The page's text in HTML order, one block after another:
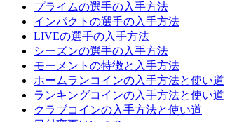
プライムの選手の入手方法
インパクトの選手の入手方法
LIVEの選手の入手方法
シーズンの選手の入手方法
モーメントの特徴と入手方法
ホームランコインの入手方法と使い道
ランキングコインの入手方法と使い道
クラブコインの入手方法と使い道